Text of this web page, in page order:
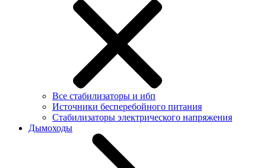
Все стабилизаторы и ибп
Источники бесперебойного питания
Стабилизаторы электрического напряжения
Дымоходы